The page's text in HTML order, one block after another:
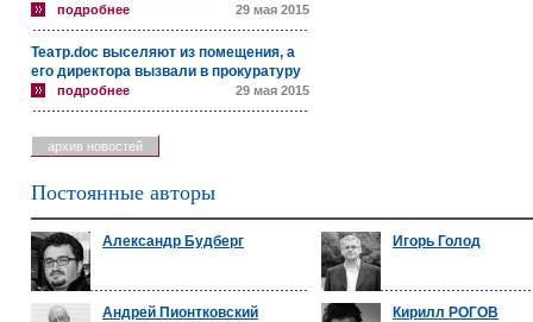
подробнее 29 мая 2015
Театр.doc выселяют из помещения, а
его директора вызвали в прокуратуру
подробнее 29 мая 2015
архив новостей
Постоянные авторы
Александр Будберг Игорь Голод
Андрей Пионтковский Кирилл РОГОВ